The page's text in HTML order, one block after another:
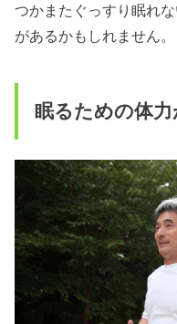
つかまたぐっすり眠れ
があるかもしれません。
眠るための体